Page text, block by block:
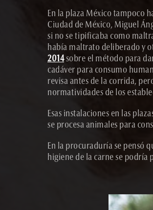
En la plaza México tampoco
Ciudad de México, Miguel
si no se tipificaba como
había maltrato deliberado y
2014sobre el método para
cadáver para consumo
revisa antes de la corrida,
normatividades de los
Esas instalaciones en las
se procesa animales para
En la procuraduría se pensó
higiene de la carne se podría